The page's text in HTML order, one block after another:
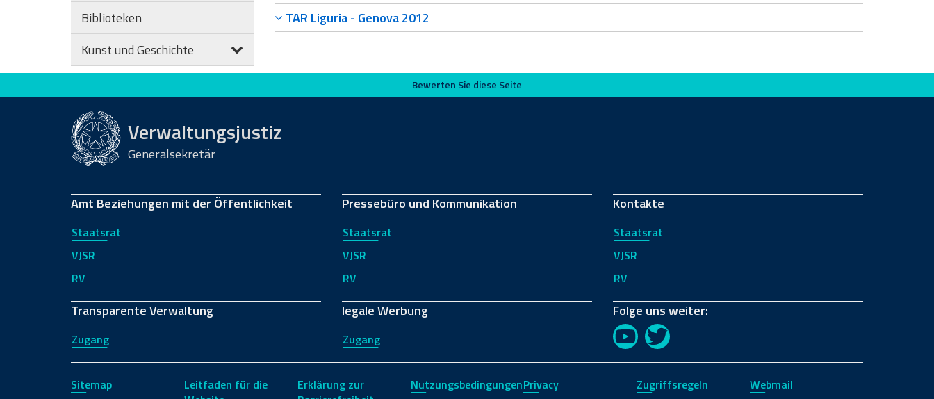
Biblioteken
Kunst und Geschichte
TAR Liguria - Genova 2012
Bewerten Sie diese Seite Bewerten Sie diese Seite
Verwaltungsjustiz
Generalsekretär
Amt Beziehungen mit der Öffentlichkeit
Staatsrat
VJSR
RV
Transparente Verwaltung
Zugang
Pressebüro und Kommunikation
Staatsrat
VJSR
RV
legale Werbung
Zugang
Kontakte
Staatsrat
VJSR
RV
Folge uns weiter:
YouTubeTwitter
Sitemap
Leitfaden für die
Erklärung zur
NutzungsbedingungenPrivacy Zugriffsregeln Webmail